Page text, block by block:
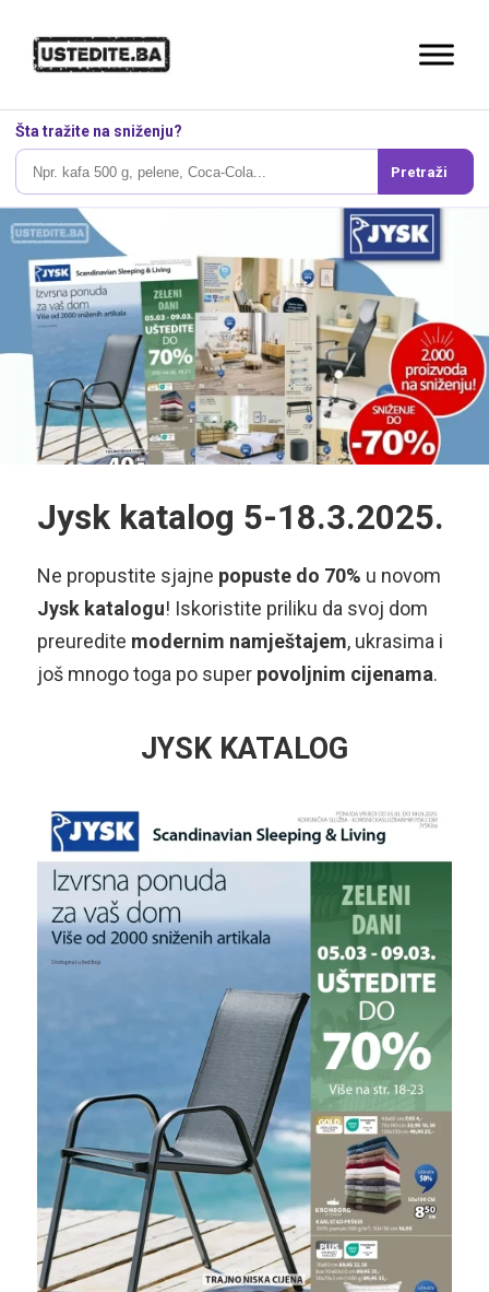
Šta tražite na sniženju?
Pretraži
Jysk katalog 5-18.3.2025.
Ne propustite sjajne popuste do 70% u novom
Jysk katalogu! Iskoristite priliku da svoj dom
preuredite modernim namještajem, ukrasima i
još mnogo toga po superpovoljnim cijenama.
JYSK KATALOG